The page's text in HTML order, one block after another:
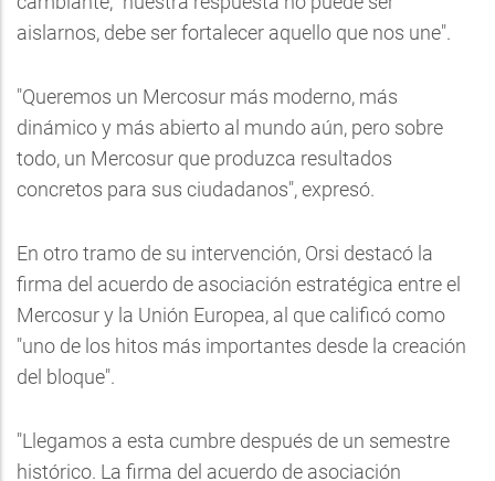
aislarnos, debe ser fortalecer aquello que nos une".
"Queremos un Mercosur más moderno, más
dinámico y más abierto al mundo aún, pero sobre
todo, un Mercosur que produzca resultados
concretos para sus ciudadanos", expresó.
En otro tramo de su intervención, Orsi destacó la
firma del acuerdo de asociación estratégica entre el
Mercosur y la Unión Europea, al que calificó como
"uno de los hitos más importantes desde la creación
del bloque".
"Llegamos a esta cumbre después de un semestre
histórico. La firma del acuerdo de asociación